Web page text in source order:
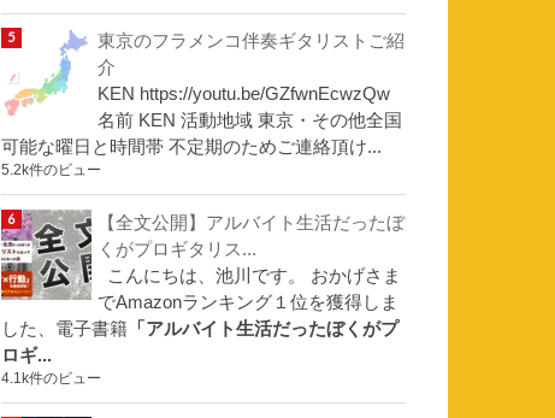
東京のフラメンコ伴奏ギタリストご紹
介
KEN https://youtu.be/GZfwnEcwzQw
名前 KEN 活動地域 東京・その他全国
可能な曜日と時間帯 不定期のためご連絡頂け...
5.2k件のビュー
【全文公開】アルバイト生活だったぼ
くがプロギタリス...
こんにちは、池川です。 おかげさま
でAmazonランキング１位を獲得しま
した、電子書籍 「アルバイト生活だったぼくがプ
ロギ...
4.1k件のビュー